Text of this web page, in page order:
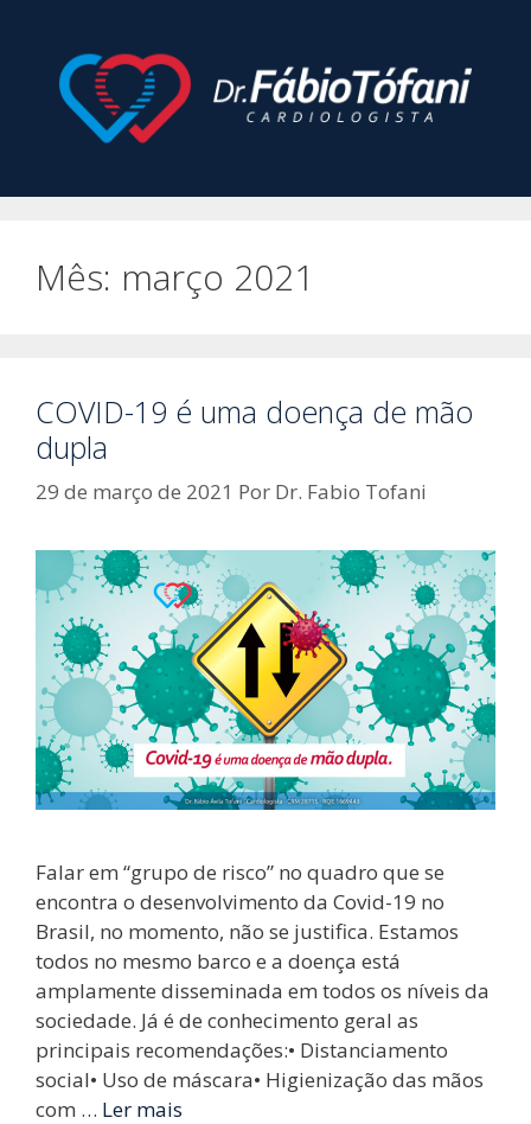
conteúdo
Mês: março 2021
COVID-19 é uma doença de mão
dupla
29 de março de 2021 Por Dr. Fabio Tofani
Falar em “grupo de risco” no quadro que se
encontra o desenvolvimento da Covid-19 no
Brasil, no momento, não se justifica. Estamos
todos no mesmo barco e a doença está
amplamente disseminada em todos os níveis da
sociedade. Já é de conhecimento geral as
principais recomendações:• Distanciamento
social• Uso de máscara• Higienização das mãos
com … Ler mais